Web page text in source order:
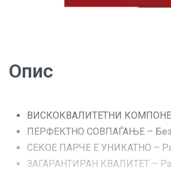
Опис
ВИСКОКВАЛИТЕТНИ
ПЕРФЕКТНО СОВПАЃАЊЕ – Без
СЕКОЕ ПАРЧЕ Е УНИКАТНО –
ЗАГАРАНТИРАН КВАЛИТЕТ –